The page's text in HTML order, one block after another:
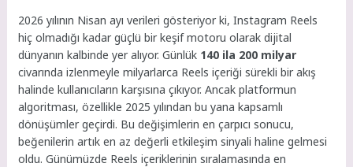
2026 yılının Nisan ayı verileri gösteriyor ki, Instagram Reels
hiç olmadığı kadar güçlü bir keşif motoru olarak dijital
dünyanın kalbinde yer alıyor. Günlük 140 ila 200 milyar
civarında izlenmeyle milyarlarca Reels içeriği sürekli bir akış
halinde kullanıcıların karşısına çıkıyor. Ancak platformun
algoritması, özellikle 2025 yılından bu yana kapsamlı
dönüşümler geçirdi. Bu değişimlerin en çarpıcı sonucu,
beğenilerin artık en az değerli etkileşim sinyali haline gelmesi
oldu. Günümüzde Reels içeriklerinin sıralamasında en